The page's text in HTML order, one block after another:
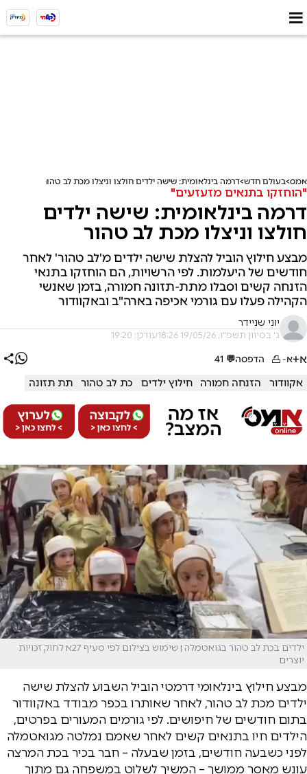
אמס בעולם חדש דרמה בינלאומית: שישה ילדים חולצו וניצלו מכת לב טהור
"הוחזקו בתנאים מזעזעים"
דרמה בינלאומית: שישה ילדים
חולצו וניצלו מכת לב טהור
מבצע חילוץ הוביל להצלת שישה ילדים מ'לב טהור' לאחר
חודשים של היעלמות. לפי הרשויות, הם הוחזקו בתנאי
הזנחה קשים וסבלו מתת-תזונה חמורה, בזמן שאנשי
הקהילה פעלו עם גורמי אכיפה בארה"ב ובאקוודור
יוני שניידר
ג' בסיוון תשפ"ו, 19/05/26 18:26 עודכן: 19:20
א+א- הדפסה💬
41
אקוודור הזנחה חמורה חילוץ ילדים כת לב טהור תת תזונה
ילדים בכת לב טהור בגואטמלה | שימוש בצילום לפי סעיף 27א לחוק זכויות
יוצרים
מבצע חילוץ בינלאומי דרמטי הוביל השבוע להצלת שישה
ילדים מכת לב טהור, לאחר שאותרו בכפר מבודד באקוודור
בתום חודשים של חיפושים. לפי גורמים המעורים בפרטים,
הילדים חיו בתנאים קשים לאחר שאמם נמלטה מגואטמלה
לפני כשבעה חודשים, בזמן שבעלה – חבר בכיר בכת המרצה
עונש מאסר ממושך – המשיך לשלוט במשפחה גם מתוך